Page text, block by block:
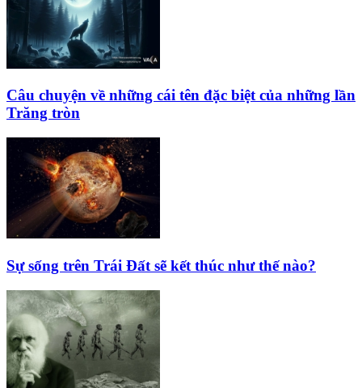
Câu chuyện về những cái tên đặc biệt của những lần
Trăng tròn
Sự sống trên Trái Đất sẽ kết thúc như thế nào?